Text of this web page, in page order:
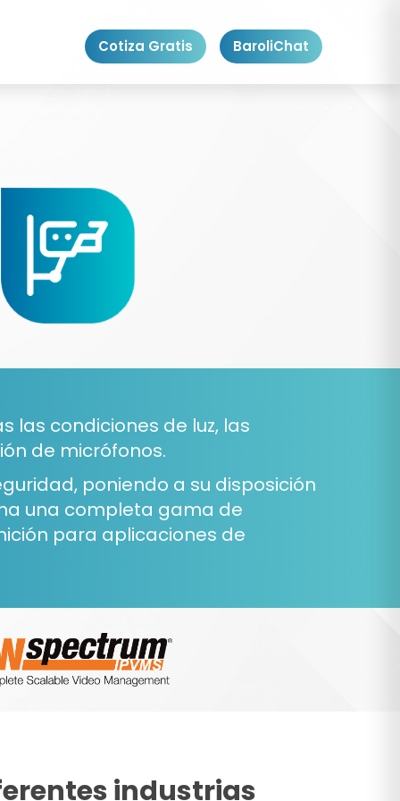
Cotiza Gratis BaroliChat
las condiciones de luz, las
de micrófonos.
poniendo a su disposición
una completa gama de
para aplicaciones de
industrias